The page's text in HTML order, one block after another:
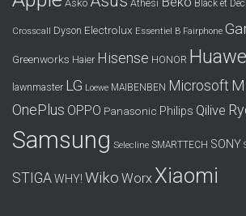
Asko Athesi Black et
Crosscall Dyson Electrolux Essentiel B Fairphone
Greenworks Haier Hisense HONOR
lawnmaster LG Loewe MAIBENBEN Microsoft
OnePlus OPPO Panasonic Philips Qilive
Samsung Selecline SMARTTECH SONY
STIGAWHY! Wiko Worx Xiaomi